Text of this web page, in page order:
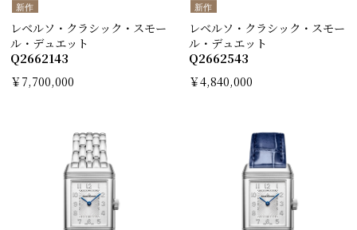
新作
レベルソ・クラシック・スモー
ル・デュエット
Q2662143
￥7,700,000
新作
レベルソ・クラシック・スモー
ル・デュエット
Q2662543
￥4,840,000